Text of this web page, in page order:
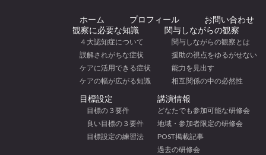
ホーム プロフィール
お問い合わせ
観察に必要な知識
４大認知症について
誤解されがちな症状
ケアに活用できる症状
ケアの幅が広がる知識
関与しながらの観察
関与しながらの観察とは
援助の視点をゆるがせない
能力を見出す
相互関係の中の必然性
目標設定
目標の３要件
良い目標の３要件
目標設定の練習法
講演情報
どなたでも参加可能な研修会
地域・参加者限定の研修会
POST掲載記事
過去の研修会